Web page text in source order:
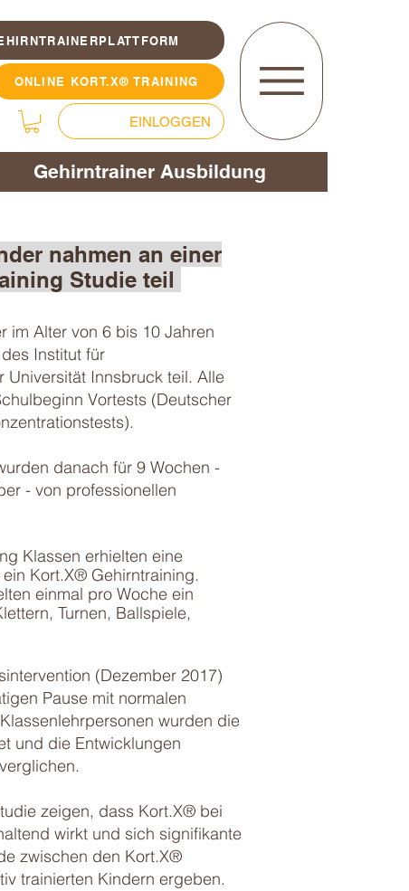
ONLINE KORT.X® TRAINING
EINLOGGEN
Gehirntrainer Ausbildung
nahmen an einer
Studie teil
im Alter von 6 bis 10 Jahren
Institut für
Universität Innsbruck teil. Alle
Vortests (Deutscher
danach für 9 Wochen -
- von professionellen
Klassen erhielten eine
Kort.X® Gehirntraining.
einmal pro Woche ein
Turnen, Ballspiele,
(Dezember 2017)
Pause mit normalen
wurden die
und die Entwicklungen
zeigen, dass Kort.X® bei
wirkt und sich signifikante
zwischen den Kort.X®
trainierten Kindern ergeben.